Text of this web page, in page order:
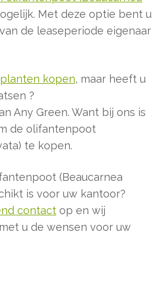
Met deze optie bent u
de leaseperiode eigenaar
kopen, maar heeft u
?
Any Green. Want bij ons is
de olifantenpoot
te kopen.
(Beaucarnea
is voor uw kantoor?
contact op en wij
u de wensen voor uw